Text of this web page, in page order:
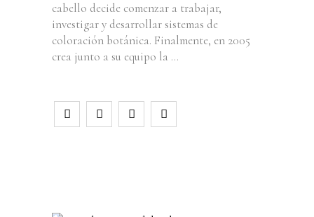
cabello decide comenzar a trabajar,
investigar y desarrollar sistemas de
coloración botánica. Finalmente, en 2005
crea junto a su equipo la